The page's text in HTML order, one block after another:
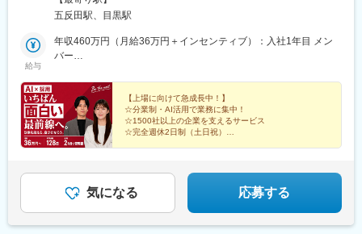
策：屋外喫煙可能場所あり
五反田駅、目黒駅
給与
年収460万円（月給36万円＋インセンティブ）：入社1年目 メン
バー
ダー
【上場に向けて急成長中！】
☆分業制・AI活用で業務に集中！
☆1500社以上の企業を支えるサービス
☆完全週休2日制（土日祝）
気になる 応募する